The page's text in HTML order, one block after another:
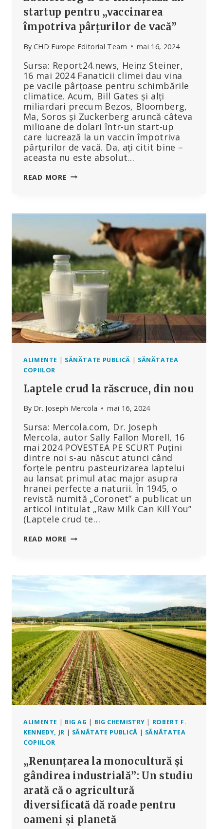
startup pentru „vaccinarea
împotriva pârțurilor de vacă”
By CHD Europe Editorial Team mai 16, 2024
Sursa: Report24.news, Heinz Steiner,
16 mai 2024 Fanaticii climei dau vina
pe vacile pârțoase pentru schimbările
climatice. Acum, Bill Gates și alți
miliardari precum Bezos, Bloomberg,
Ma, Soros și Zuckerberg aruncă câteva
milioane de dolari într-un start-up
care lucrează la un vaccin împotriva
pârțurilor de vacă. Da, ați citit bine –
aceasta nu este absolut…
READ MORE FĂRĂ
ZUCKERBERG
FINANȚEAZĂ
UN
STARTUP
PENTRU
„VACCINAREA
ÎMPOTRIVA
PÂRȚURILOR
VACĂ”
ALIMENTE | SĂNĂTATE PUBLICĂ | SĂNĂTATEA
COPIILOR
Laptele crud la răscruce, din nou
By Dr. Joseph Mercola mai 16, 2024
Sursa: Mercola.com, Dr. Joseph
Mercola, autor Sally Fallon Morell, 16
mai 2024 POVESTEA PE SCURT Puțini
dintre noi s-au născut atunci când
forțele pentru pasteurizarea laptelui
au lansat primul atac major asupra
hranei perfecte a naturii. În 1945, o
revistă numită „Coronet” a publicat un
articol intitulat „Raw Milk Can Kill You”
(Laptele crud te…
READ MORE LAPTELE
DIN
NOU
ALIMENTE | BIG AG | BIG CHEMISTRY | ROBERT F.
KENNEDY, JR | SĂNĂTATE PUBLICĂ | SĂNĂTATEA
COPIILOR
„Renunțarea la monocultură și
gândirea industrială”: Un studiu
arată că o agricultură
diversificată dă roade pentru
oameni și planetă